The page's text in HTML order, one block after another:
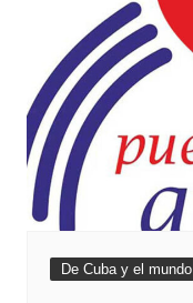
De Cuba y el mundo